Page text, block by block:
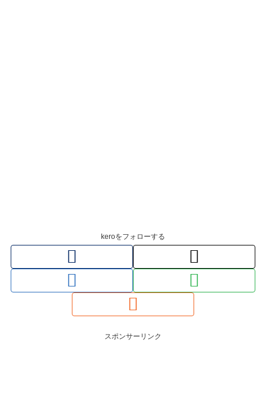
keroをフォローする
スポンサーリンク